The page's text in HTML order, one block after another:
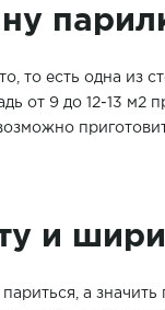
то есть одна из
от 9 до 12-13
и
париться, а